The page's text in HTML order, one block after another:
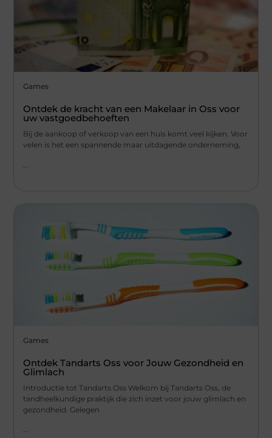
Games
Ontdek de kracht van een Makelaar in Oss voor
uw vastgoedbehoeften
Bij de aankoop of verkoop van een huis komt veel kijken. Voor
velen is het een spannende maar uitdagende onderneming,
Games
Ontdek Tandarts Oss voor Jouw Gezondheid en
Glimlach
Introductie tot Tandarts Oss Welkom bij Tandarts Oss, de
tandheelkundige praktijk die zich inzet voor jouw glimlach en
gezondheid. Gelegen
...